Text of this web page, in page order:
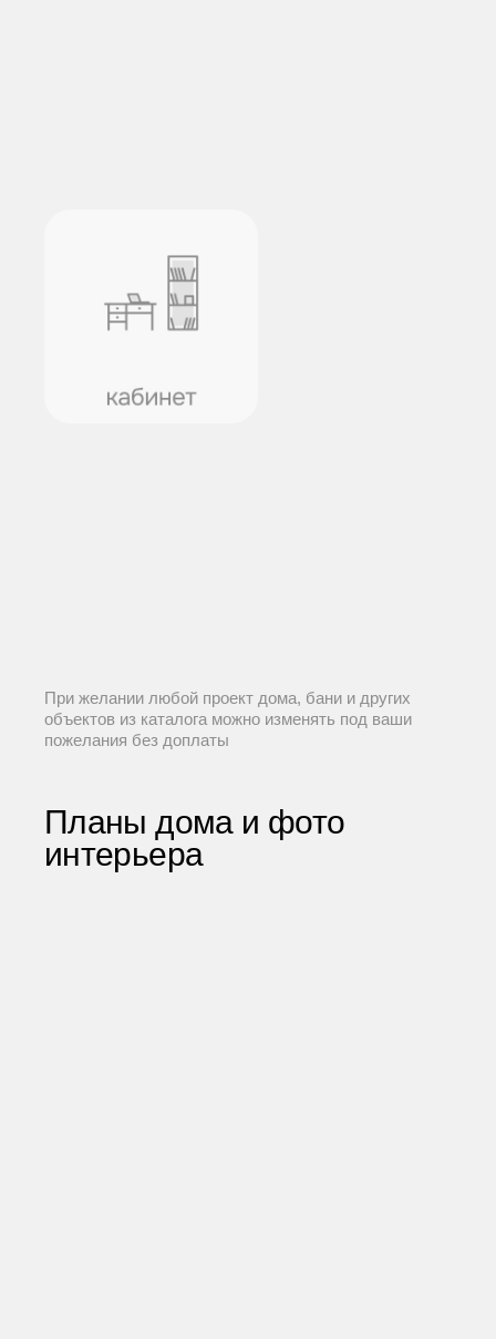
При желании любой проект дома, бани и других
объектов из каталога можно изменять под ваши
пожелания без доплаты
Планы дома и фото
интерьера